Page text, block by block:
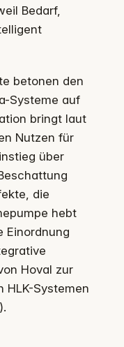
Bedarf,
betonen den
Systeme auf
bringt laut
Nutzen für
über
die
hebt
Einordnung
Hoval zur
HLK-Systemen
).